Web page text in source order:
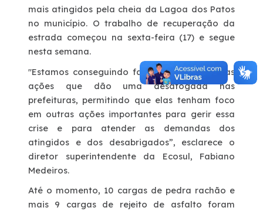
mais atingidos pela cheia da Lagoa dos Patos
no município. O trabalho de recuperação da
estrada começou na sexta-feira (17) e segue
nesta semana.
"Estamos conseguindo fazer muitas pequenas
ações que dão uma desafogada nas
prefeituras, permitindo que elas tenham foco
em outras ações importantes para gerir essa
crise e para atender as demandas dos
atingidos e dos desabrigados”, esclarece o
diretor superintendente da Ecosul, Fabiano
Medeiros.
Até o momento, 10 cargas de pedra rachão e
mais 9 cargas de rejeito de asfalto foram